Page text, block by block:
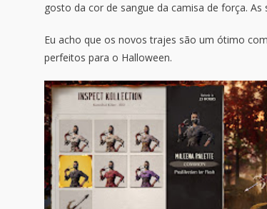
gosto da cor de sangue da camisa de força.
Eu acho que os novos trajes são um ótimo
perfeitos para o Halloween.